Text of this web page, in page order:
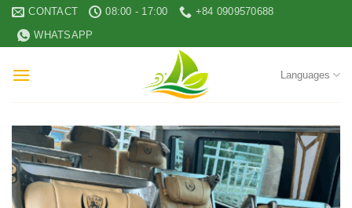
Skip
content
CONTACT 08:00 - 17:00
+84 0909570688
WHATSAPP
Languages